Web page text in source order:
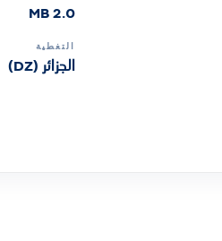
2.0 MB
التغطية
الجزائر (DZ)